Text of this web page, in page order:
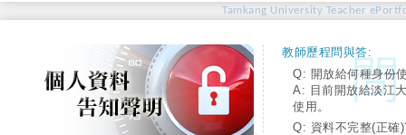
Tamkang University Teacher
教師歷程問與答:
Q: 開放給何種身份
A: 目前開放給淡江
使用。
Q: 資料不完整(正確